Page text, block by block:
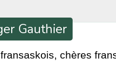
Gauthier
chères